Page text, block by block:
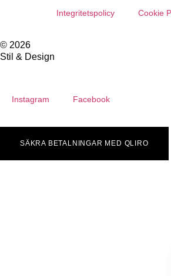
Integritetspolicy Cookie
© 2026
Stil & Design
Instagram Facebook
SÄKRA BETALNINGAR MED QLIRO